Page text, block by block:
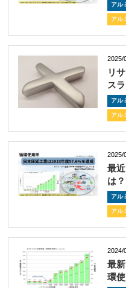
アル
アル
2025/
リ
ス
アル
アル
2025/
最
は
アル
アル
2024/
最
環